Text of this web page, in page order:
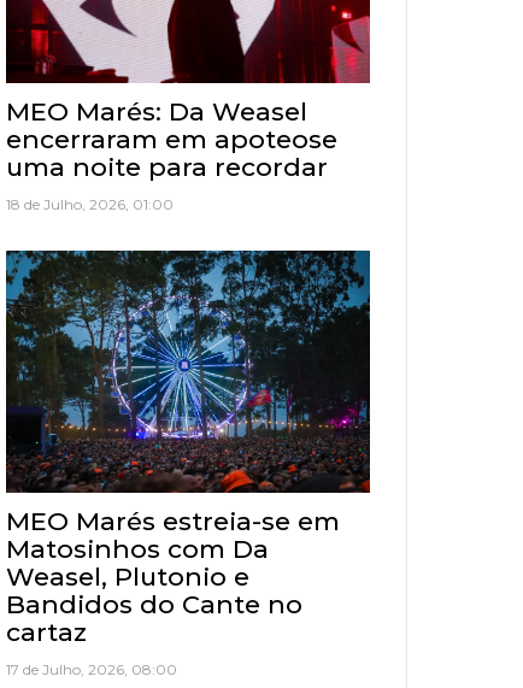
MEO Marés: Da Weasel
encerraram em apoteose
uma noite para recordar
18 de Julho, 2026, 01:00
MEO Marés estreia-se em
Matosinhos com Da
Weasel, Plutonio e
Bandidos do Cante no
cartaz
17 de Julho, 2026, 08:00